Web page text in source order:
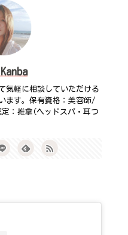
気軽に相談していただける
ます。保有資格：美容師/
：推拿(ヘッドスパ・耳つ